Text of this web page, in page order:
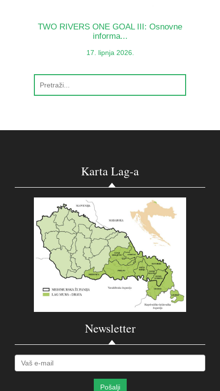
TWO RIVERS ONE GOAL III: Osnovne
informa...
17. lipnja 2026.
Karta Lag-a
Newsletter